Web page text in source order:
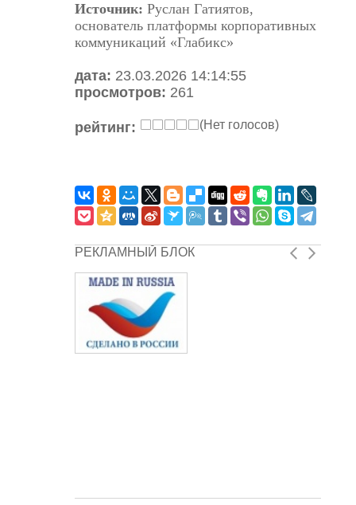
Источник: Руслан Гатиятов,
основатель платформы корпоративных
коммуникаций «Глабикс»
дата: 23.03.2026 14:14:55
просмотров: 261
рейтинг: (Нет голосов)
РЕКЛАМНЫЙ БЛОК